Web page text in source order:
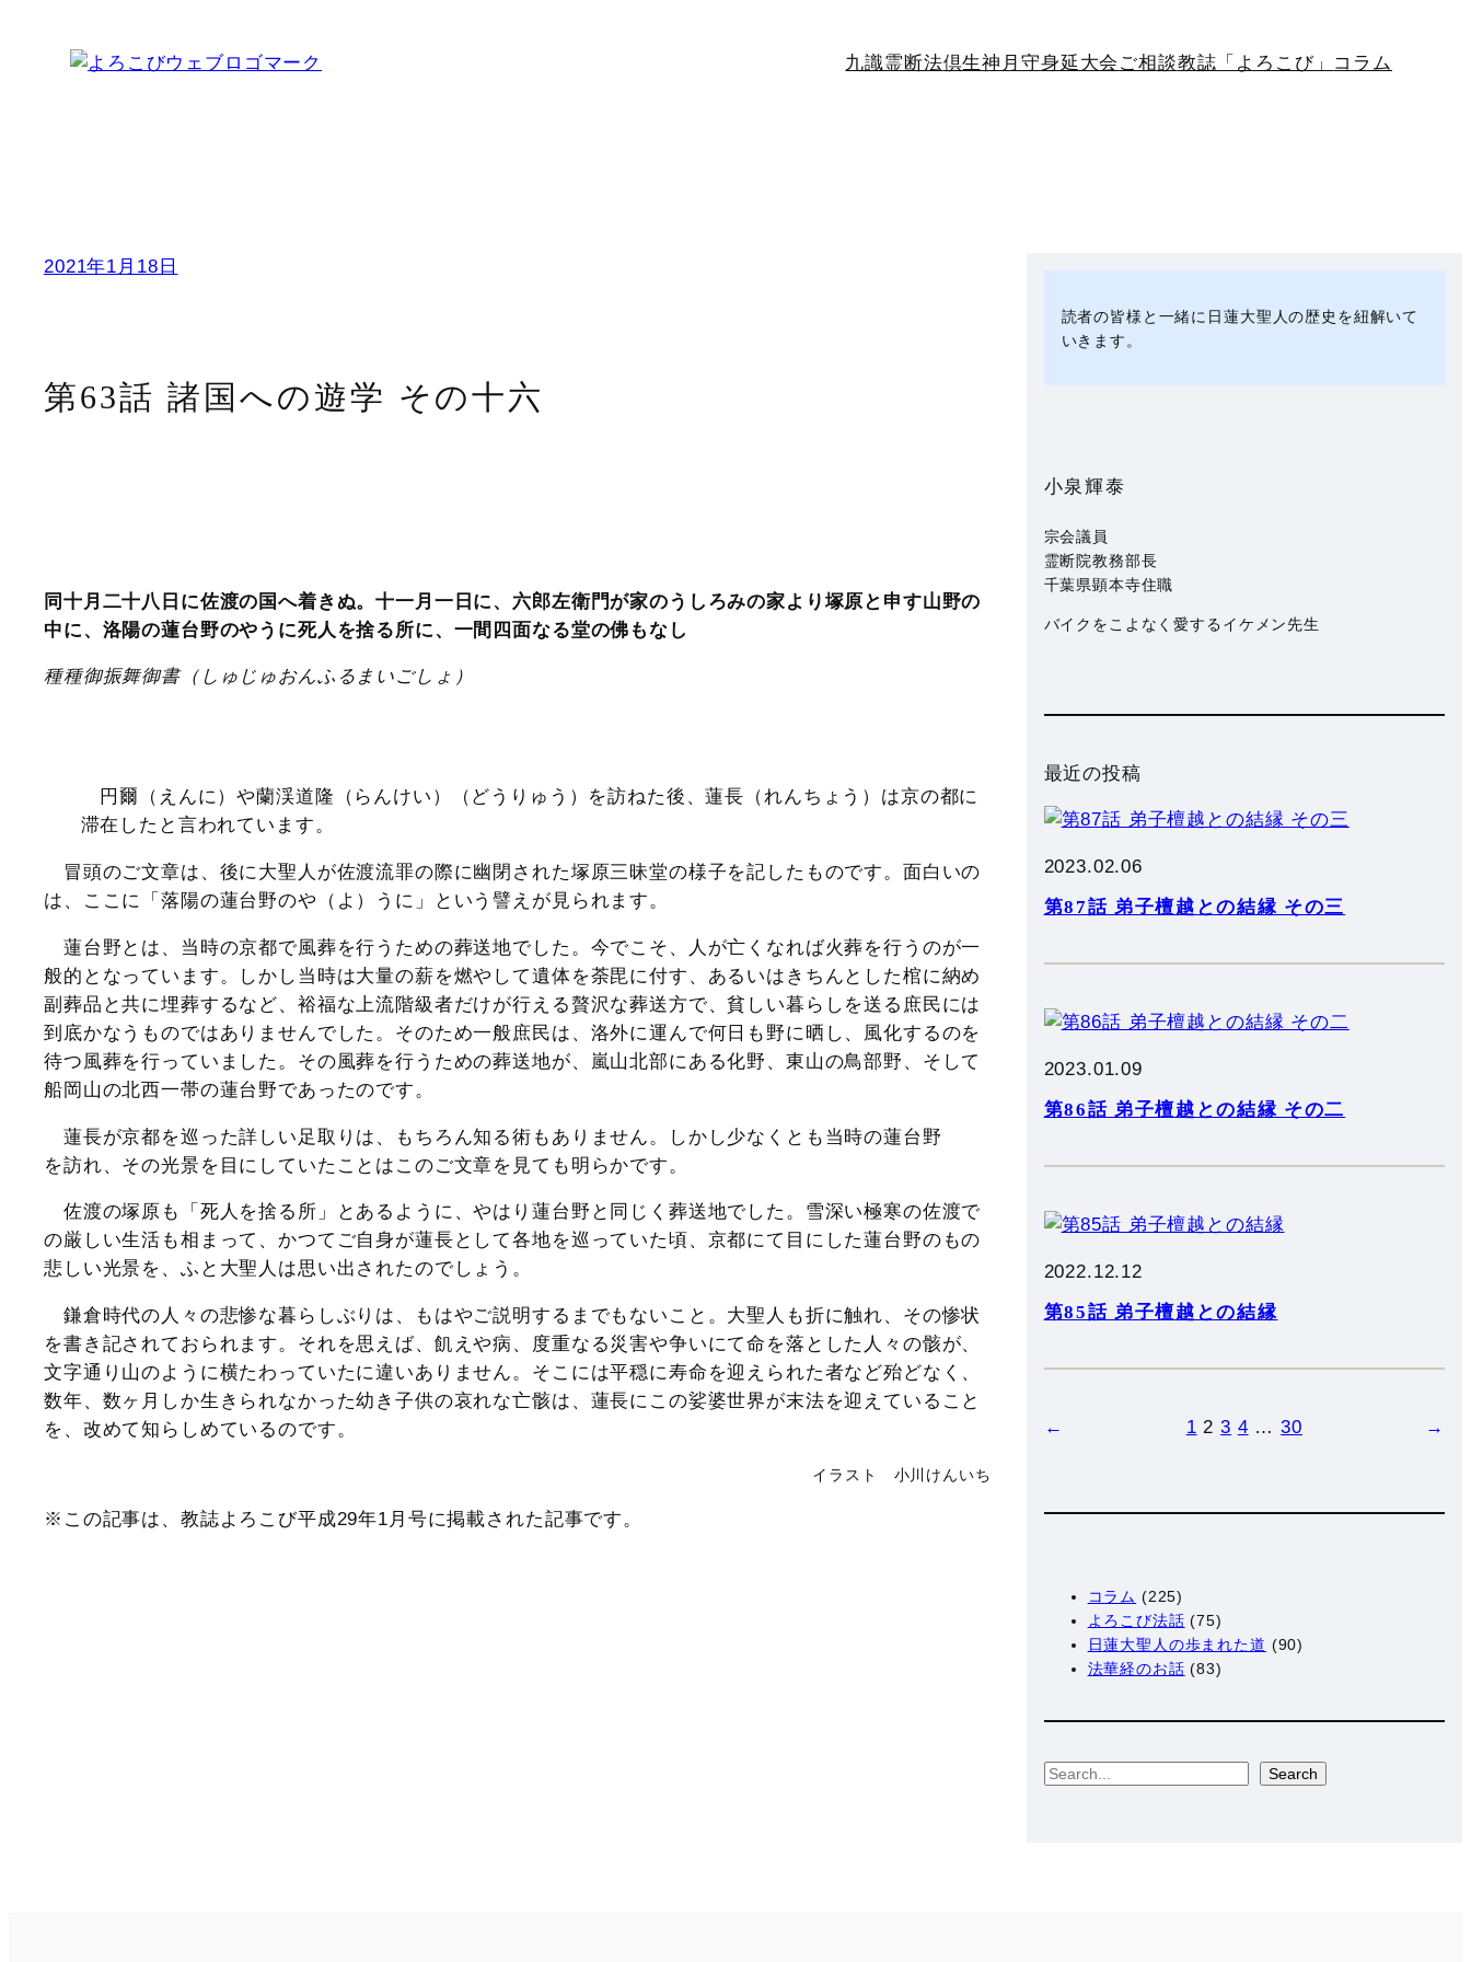
九識霊断法倶生神月守身延大会 ご相談教誌「よろこび」 コラム
2021年1月18日
第63話 諸国への遊学 その十六
同十月二十八日に佐渡の国へ着きぬ。十一月一日に、六郎左衛門が家のうしろみの家より塚原と申す山野の
中に、洛陽の蓮台野のやうに死人を捨る所に、一間四面なる堂の佛もなし
種種御振舞御書（しゅじゅおんふるまいごしょ）
円爾（えんに）や蘭渓道隆（らんけい）（どうりゅう）を訪ねた後、蓮長（れんちょう）は京の都に
滞在したと言われています。
冒頭のご文章は、後に大聖人が佐渡流罪の際に幽閉された塚原三昧堂の様子を記したものです。面白いの
は、ここに「落陽の蓮台野のや（よ）うに」という譬えが見られます。
蓮台野とは、当時の京都で風葬を行うための葬送地でした。今でこそ、人が亡くなれば火葬を行うのが一
般的となっています。しかし当時は大量の薪を燃やして遺体を荼毘に付す、あるいはきちんとした棺に納め
副葬品と共に埋葬するなど、裕福な上流階級者だけが行える贅沢な葬送方で、貧しい暮らしを送る庶民には
到底かなうものではありませんでした。そのため一般庶民は、洛外に運んで何日も野に晒し、風化するのを
待つ風葬を行っていました。その風葬を行うための葬送地が、嵐山北部にある化野、東山の鳥部野、そして
船岡山の北西一帯の蓮台野であったのです。
蓮長が京都を巡った詳しい足取りは、もちろん知る術もありません。しかし少なくとも当時の蓮台野
を訪れ、その光景を目にしていたことはこのご文章を見ても明らかです。
佐渡の塚原も「死人を捨る所」とあるように、やはり蓮台野と同じく葬送地でした。雪深い極寒の佐渡で
の厳しい生活も相まって、かつてご自身が蓮長として各地を巡っていた頃、京都にて目にした蓮台野のもの
悲しい光景を、ふと大聖人は思い出されたのでしょう。
鎌倉時代の人々の悲惨な暮らしぶりは、もはやご説明するまでもないこと。大聖人も折に触れ、その惨状
を書き記されておられます。それを思えば、飢えや病、度重なる災害や争いにて命を落とした人々の骸が、
文字通り山のように横たわっていたに違いありません。そこには平穏に寿命を迎えられた者など殆どなく、
数年、数ヶ月しか生きられなかった幼き子供の哀れな亡骸は、蓮長にこの娑婆世界が末法を迎えていること
を、改めて知らしめているのです。
イラスト 小川けんいち
※この記事は、教誌よろこび平成29年1月号に掲載された記事です。
読者の皆様と一緒に日蓮大聖人の歴史を紐解いて
いきます。
小泉輝泰
宗会議員
霊断院教務部長
千葉県顕本寺住職
バイクをこよなく愛するイケメン先生
最近の投稿
2023.02.06
第87話 弟子檀越との結縁 その三
2023.01.09
第86話 弟子檀越との結縁 その二
2022.12.12
第85話 弟子檀越との結縁
← 1 2 3 4 … 30 →
コラム (225)
よろこび法話 (75)
日蓮大聖人の歩まれた道 (90)
法華経のお話 (83)
S
Search